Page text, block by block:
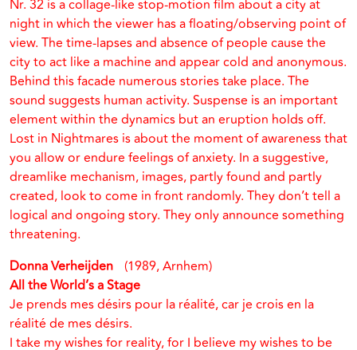
Nr. 32 is a collage-like stop-motion film about a city at
night in which the viewer has a floating/observing point of
view. The time-lapses and absence of people cause the
city to act like a machine and appear cold and anonymous.
Behind this facade numerous stories take place. The
sound suggests human activity. Suspense is an important
element within the dynamics but an eruption holds off.
Lost in Nightmares is about the moment of awareness that
you allow or endure feelings of anxiety. In a suggestive,
dreamlike mechanism, images, partly found and partly
created, look to come in front randomly. They don’t tell a
logical and ongoing story. They only announce something
threatening.
Donna Verheijden (1989, Arnhem)
All the World’s a Stage
Je prends mes désirs pour la réalité, car je crois en la
réalité de mes désirs.
I take my wishes for reality, for I believe my wishes to be